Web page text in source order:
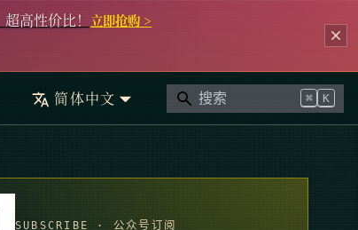
高性价比！ 立即抢购 >
简体中文 ⌘ K
SUBSCRIBE · 公众号订阅